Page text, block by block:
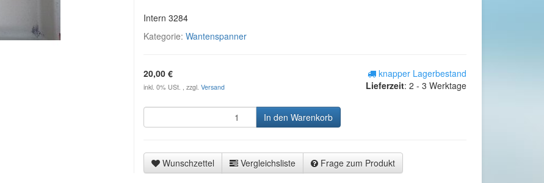
Intern 3284
Kategorie: Wantenspanner
20,00 €
inkl. 0% USt. , zzgl. Versand
knapper Lagerbestand
Lieferzeit: 2 - 3 Werktage
In den Warenkorb
Wunschzettel Vergleichsliste Frage zum Produkt